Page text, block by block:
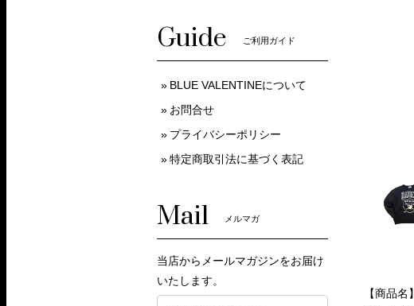
【商品名】
Guide ご利用ガイド
BLUE VALENTINEについて
お問合せ
プライバシーポリシー
特定商取引法に基づく表記
Mail メルマガ
当店からメールマガジンをお届け
いたします。